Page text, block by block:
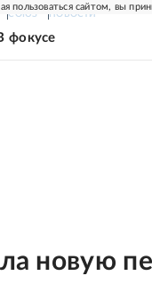
сайтом, вы
СОЮЗ НОВОСТИ
фокусе
новую